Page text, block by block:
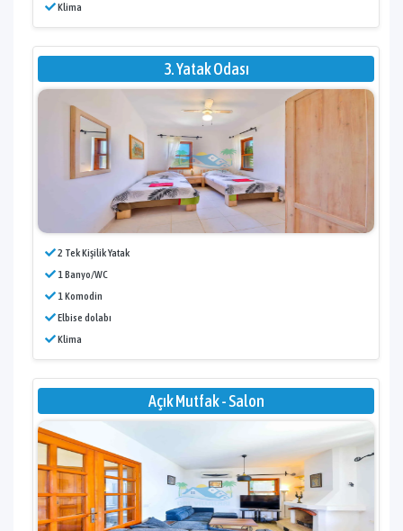
Klima
3. Yatak Odası
2 Tek Kişilik Yatak
1 Banyo/WC
1 Komodin
Elbise dolabı
Klima
Açık Mutfak - Salon